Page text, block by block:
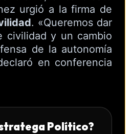
urgió a la firma de
. «Queremos dar
civilidad y un cambio
de la autonomía
en conferencia
Político?